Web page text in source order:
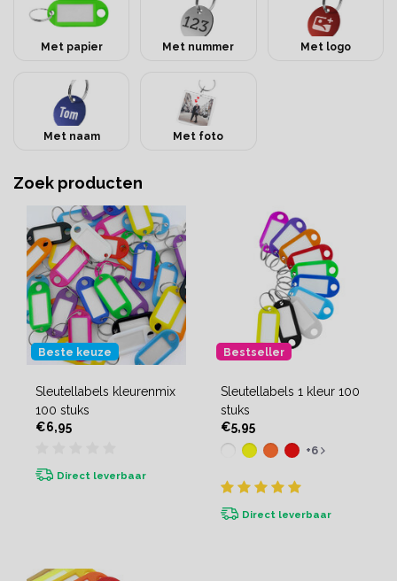
Met papier Met nummer Met logo
Met naam Met foto
Zoek producten
Beste keuze
Sleutellabels kleurenmix
100 stuks
€6,95
Direct leverbaar
Bestseller
Sleutellabels 1 kleur 100
stuks
€5,95
+6
Direct leverbaar